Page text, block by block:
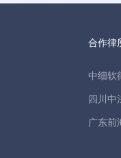
合作律
中细软
四川中
广东前